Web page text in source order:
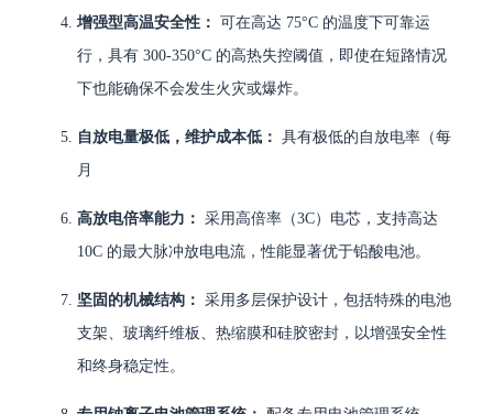
增强型高温安全性： 可在高达 75°C 的温度下可靠运
行，具有 300-350°C 的高热失控阈值，即使在短路情况
下也能确保不会发生火灾或爆炸。
自放电量极低，维护成本低： 具有极低的自放电率（每
月
高放电倍率能力： 采用高倍率（3C）电芯，支持高达
10C 的最大脉冲放电电流，性能显著优于铅酸电池。
坚固的机械结构： 采用多层保护设计，包括特殊的电池
支架、玻璃纤维板、热缩膜和硅胶密封，以增强安全性
和终身稳定性。